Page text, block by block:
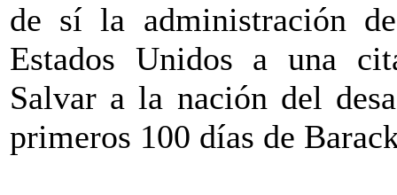
de sí la administración
Estados Unidos a una
Salvar a la nación del
primeros 100 días de